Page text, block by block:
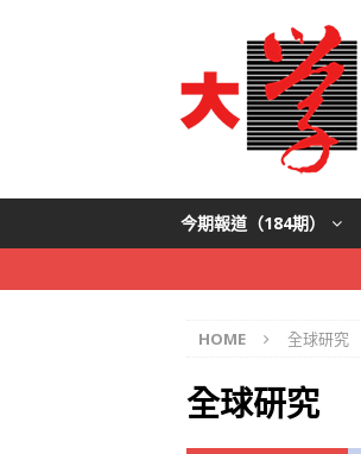
今期報道（184期）
HOME 全球研究
全球研究